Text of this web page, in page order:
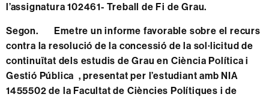
l’assignatura 102461- Treball de Fi de Grau.
Segon. Emetre un informe favorable sobre el recurs
contra la resolució de la concessió de la sol·licitud de
continuïtat dels estudis de Grau en Ciència Política i
Gestió Pública , presentat per l’estudiant amb NIA
1455502 de la Facultat de Ciències Polítiques i de